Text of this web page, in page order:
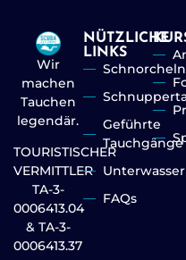
Wir
machen
Tauchen
legendär.
TOURISTISCHER
VERMITTLER
TA-3-
0006413.04
& TA-3-
0006413.37
NÜTZLICHE
LINKS
Schnorcheln
Geführte
Tauchgänge
FAQs